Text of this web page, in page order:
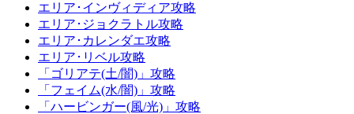
エリア･インヴィディア攻略
エリア･ジョクラトル攻略
エリア･カレンダエ攻略
エリア･リベル攻略
「ゴリアテ(土/闇)」攻略
「フェイム(水/闇)」攻略
「ハービンガー(風/光)」攻略